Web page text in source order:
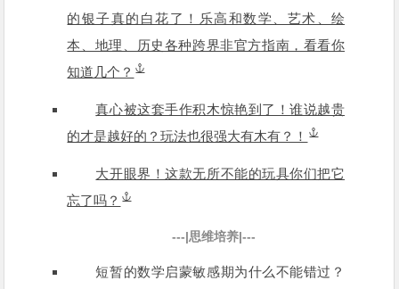
的银子真的白花了！乐高和数学、艺术、绘
本、地理、历史各种跨界非官方指南，看看你
知道几个？
真心被这套手作积木惊艳到了！谁说越贵
的才是越好的？玩法也很强大有木有？！
大开眼界！这款无所不能的玩具你们把它
忘了吗？
---|思维培养|---
短暂的数学启蒙敏感期为什么不能错过？